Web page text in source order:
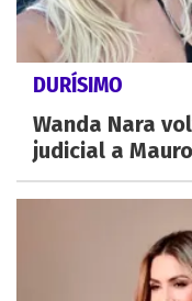
DURÍSIMO
Wanda Nara
judicial a